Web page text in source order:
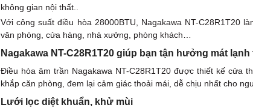
không gian nội thất..
Với công suất điều hòa 28000BTU, Nagakawa NT-C28R1T20
văn phòng, cửa hàng, nhà xưởng, phòng khách…
Nagakawa NT-C28R1T20 giúp bạn tận hưởng mát
Điều hòa âm trần Nagakawa NT-C28R1T20 được thiết kế cửa
khắp căn phòng, đem lại cảm giác thoải mái, dễ chịu nhất cho
Lưới lọc diệt khuẩn, khử mùi